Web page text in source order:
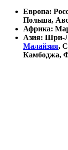
Европа:
Польша,
Африка:
Азия: Шри-
Малайзия,
Камбоджа,